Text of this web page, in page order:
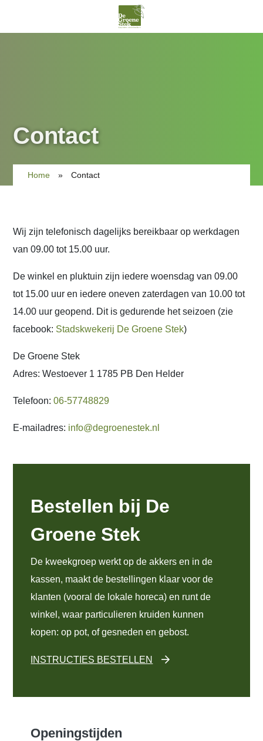
Contact
Home » Contact
Wij zijn telefonisch dagelijks bereikbaar op werkdagen
van 09.00 tot 15.00 uur.
De winkel en pluktuin zijn iedere woensdag van 09.00
tot 15.00 uur en iedere oneven zaterdagen van 10.00 tot
14.00 uur geopend. Dit is gedurende het seizoen (zie
facebook: Stadskwekerij De Groene Stek)
De Groene Stek
Adres: Westoever 1 1785 PB Den Helder
Telefoon:06-57748829
E-mailadres: info@degroenestek.nl
Bestellen bij De
Groene Stek
De kweekgroep werkt op de akkers en in de
kassen, maakt de bestellingen klaar voor de
klanten (vooral de lokale horeca) en runt de
winkel, waar particulieren kruiden kunnen
kopen: op pot, of gesneden en gebost.
INSTRUCTIES BESTELLEN
Openingstijden